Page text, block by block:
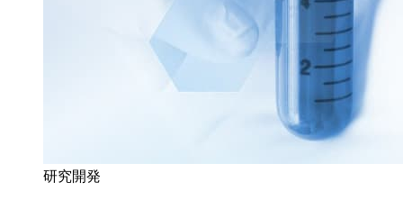
研究開発